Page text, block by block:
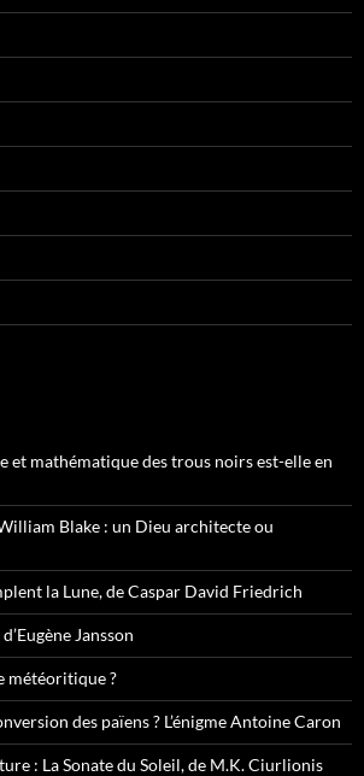
et mathématique des trous noirs est-elle en
William Blake : un Dieu architecte ou
la Lune, de Caspar David Friedrich
Jansson
météoritique ?
des païens ? L’énigme Antoine Caron
: La Sonate du Soleil, de M.K. Ciurlionis